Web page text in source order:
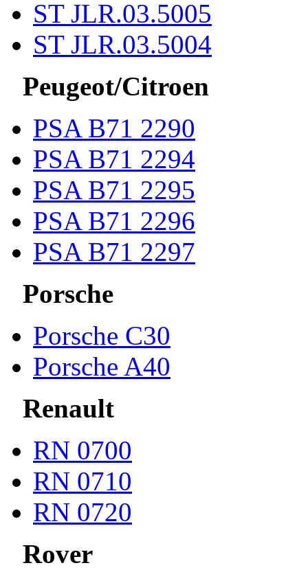
ST JLR.03.5005
ST JLR.03.5004
Peugeot/Citroen
PSA B71 2290
PSA B71 2294
PSA B71 2295
PSA B71 2296
PSA B71 2297
Porsche
Porsche С30
Porsche A40
Renault
RN 0700
RN 0710
RN 0720
Rover